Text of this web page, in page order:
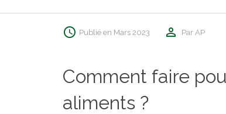
Publié en Mars 2023 Par AP
Comment faire
aliments ?